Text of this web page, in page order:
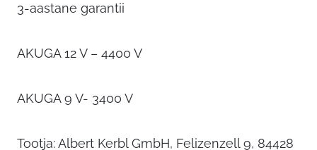
3-aastane garantii
AKUGA 12 V – 4400 V
AKUGA 9 V- 3400 V
Tootja: Albert Kerbl GmbH, Felizenzell 9, 84428